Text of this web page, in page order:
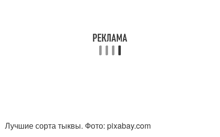
Лучшие сорта тыквы. Фото: pixabay.com